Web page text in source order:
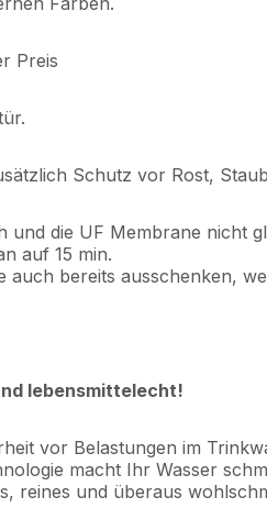
Preis
Schutz vor Rost,
und die UF Membrane nicht
auf 15 min.
auch bereits ausschenken,
lebensmittelecht!
vor Belastungen im
macht Ihr Wasser
reines und überaus